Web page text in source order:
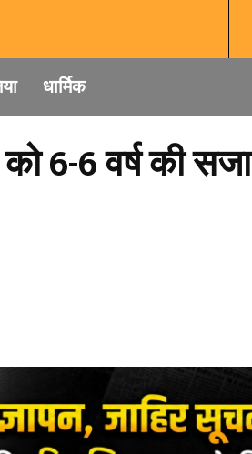
धार्मिक
6-6 वर्ष की सजा